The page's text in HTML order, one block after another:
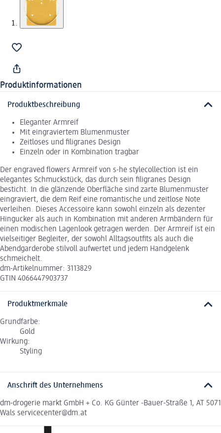
Produktinformationen
Produktbeschreibung
Eleganter Armreif
Mit eingraviertem Blumenmuster
Zeitloses und filigranes Design
Einzeln oder in Kombination tragbar
Der engraved flowers Armreif von s-he stylecollection ist ein
elegantes Schmuckstück, das durch sein filigranes Design
besticht. In die glänzende Oberfläche sind zarte Blumenmuster
eingraviert, die dem Reif eine romantische und zeitlose Note
verleihen. Dieses Accessoire kann sowohl einzeln als dezenter
Hingucker als auch in Kombination mit anderen Armbändern für
einen modischen Lagenlook getragen werden. Der Armreif ist ein
vielseitiger Begleiter, der sowohl Alltagsoutfits als auch die
Abendgarderobe stilvoll aufwertet und jedem Handgelenk
schmeichelt.
dm-Artikelnummer: 3113829
GTIN 4066447903737
Produktmerkmale
Grundfarbe:
Gold
Wirkung:
Styling
Anschrift des Unternehmens
dm-drogerie markt GmbH + Co. KG Günter -Bauer-Straße 1, AT 5071
Wals servicecenter@dm.at